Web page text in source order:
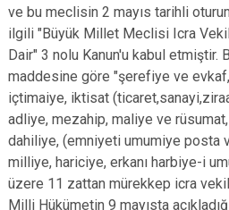
ve bu meclisin 2 mayıs tarihli
ilgili "Büyük Millet Meclisi Icra
Dair" 3 nolu Kanun'u kabul etmiştir.
maddesine göre "şerefiye ve
içtimaiye, iktisat
adliye, mezahip, maliye ve
dahiliye, (emniyeti umumiye posta
milliye, hariciye, erkanı harbiye-i
üzere 11 zattan mürekkep icra
Milli Hükümetin 9 mayısta